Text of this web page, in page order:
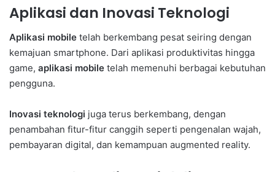
Aplikasi dan Inovasi Teknologi
Aplikasi mobile telah berkembang pesat seiring dengan
kemajuan smartphone. Dari aplikasi produktivitas hingga
game, aplikasi mobile telah memenuhi berbagai kebutuhan
pengguna.
Inovasi teknologi juga terus berkembang, dengan
penambahan fitur-fitur canggih seperti pengenalan wajah,
pembayaran digital, dan kemampuan augmented reality.